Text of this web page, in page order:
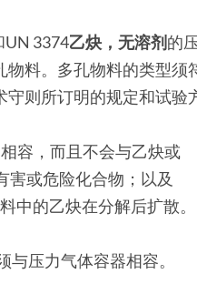
UN 3374乙炔，无溶剂的
物料。多孔物料的类型须
守则所订明的规定和试验
容，而且不会与乙炔或
害或危险化合物；以及
的乙炔在分解后扩散。
压力气体容器相容。